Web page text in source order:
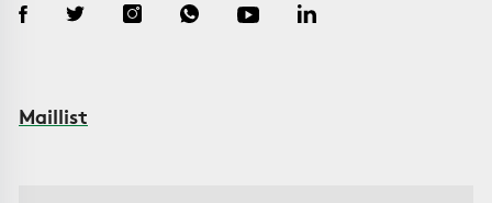
Maillist